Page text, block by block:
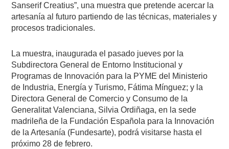
Sanserif Creatius”, una muestra que pretende acercar la
artesanía al futuro partiendo de las técnicas, materiales y
procesos tradicionales.
La muestra, inaugurada el pasado jueves por la
Subdirectora General de Entorno Institucional y
Programas de Innovación para la PYME del Ministerio
de Industria, Energía y Turismo, Fátima Mínguez; y la
Directora General de Comercio y Consumo de la
Generalitat Valenciana, Silvia Ordiñaga, en la sede
madrileña de la Fundación Española para la Innovación
de la Artesanía (Fundesarte), podrá visitarse hasta el
próximo 28 de febrero.